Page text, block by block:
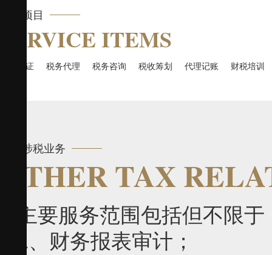
服务项目
SERVICE ITEMS
涉税鉴证 税务代理 税务咨询 税收筹划 代理记账 财税培训
其他涉税业务
OTHER TAX
主要服务范围包括但不限于
1、财务报表审计；